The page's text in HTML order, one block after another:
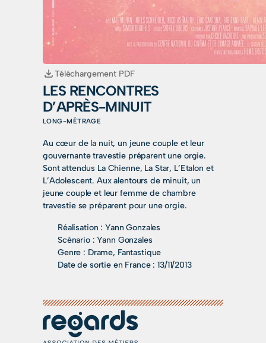
Téléchargement PDF
LES RENCONTRES
D’APRÈS-MINUIT
LONG-MÉTRAGE
Au cœur de la nuit, un jeune couple et leur
gouvernante travestie préparent une orgie.
Sont attendus La Chienne, La Star, L’Etalon et
L’Adolescent. Aux alentours de minuit, un
jeune couple et leur femme de chambre
travestie se préparent pour une orgie.
Réalisation :Yann Gonzales
Scénario :Yann Gonzales
Genre : Drame, Fantastique
Date de sortie en France :13/11/2013